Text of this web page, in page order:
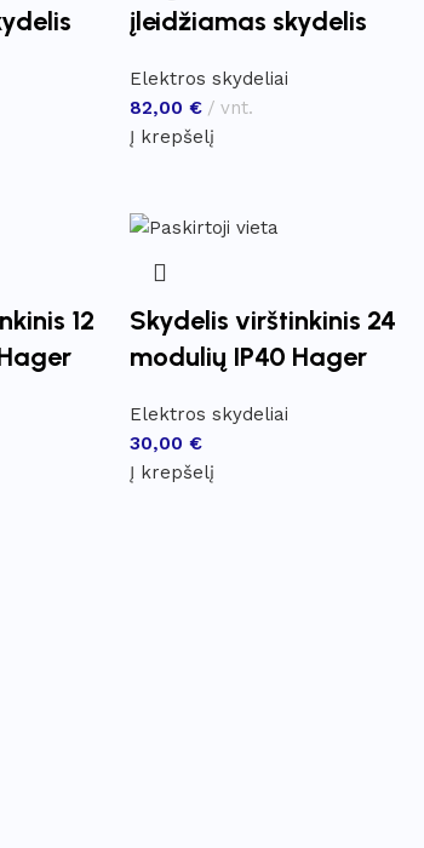
įleidžiamas skydelis
Elektros skydeliai
82,00 €
vnt.
Į krepšelį
12
Skydelis virštinkinis 24
modulių IP40 Hager
Elektros skydeliai
30,00 €
Į krepšelį